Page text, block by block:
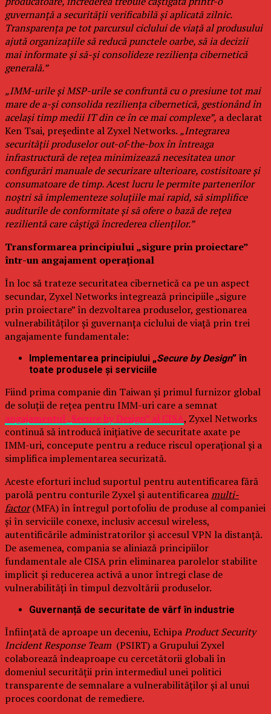
guvernanță a securității verificabilă și aplicată zilnic.
Transparența pe tot parcursul ciclului de viață al produsului
ajută organizațiile să reducă punctele oarbe, să ia decizii
mai informate și să-și consolideze reziliența cibernetică
generală.”
„IMM-urile și MSP-urile se confruntă cu o presiune tot mai
mare de a-și consolida reziliența cibernetică, gestionând în
același timp medii IT din ce în ce mai complexe”, a declarat
Ken Tsai, președinte al Zyxel Networks. „Integrarea
securității produselor out-of-the-box în întreaga
infrastructură de rețea minimizează necesitatea unor
configurări manuale de securizare ulterioare, costisitoare și
consumatoare de timp. Acest lucru le permite partenerilor
noștri să implementeze soluțiile mai rapid, să simplifice
auditurile de conformitate și să ofere o bază de rețea
rezilientă care câștigă încrederea clienților.”
Transformarea principiului „sigure prin proiectare”
într-un angajament operațional
În loc să trateze securitatea cibernetică ca pe un aspect
secundar, Zyxel Networks integrează principiile „sigure
prin proiectare” în dezvoltarea produselor, gestionarea
vulnerabilităților și guvernanța ciclului de viață prin trei
angajamente fundamentale:
Implementarea principiului „Secure by Design” în
toate produsele și serviciile
Fiind prima companie din Taiwan și primul furnizor global
de soluții de rețea pentru IMM-uri care a semnat
angajamentul „Secure by Design” al CISA, Zyxel Networks
continuă să introducă inițiative de securitate axate pe
IMM-uri, concepute pentru a reduce riscul operațional și a
simplifica implementarea securizată.
Aceste eforturi includ suportul pentru autentificarea fără
parolă pentru conturile Zyxel și autentificareamulti-
factor(MFA) în întregul portofoliu de produse al companiei
și în serviciile conexe, inclusiv accesul wireless,
autentificările administratorilor și accesul VPN la distanță.
De asemenea, compania se aliniază principiilor
fundamentale ale CISA prin eliminarea parolelor stabilite
implicit și reducerea activă a unor întregi clase de
vulnerabilități în timpul dezvoltării produselor.
Guvernanță de securitate de vârf în industrie
Înființată de aproape un deceniu, EchipaProduct Security
Incident Response Team (PSIRT) a Grupului Zyxel
colaborează îndeaproape cu cercetătorii globali în
domeniul securității prin intermediul unei politici
transparente de semnalare a vulnerabilităților și al unui
proces coordonat de remediere.